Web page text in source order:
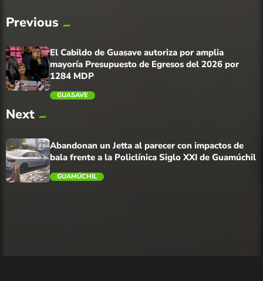
Previous
El Cabildo de Guasave autoriza por amplia
mayoría Presupuesto de Egresos del 2026 por
1284 MDP
GUASAVE
Next
Abandonan un Jetta al parecer con impactos de
bala frente a la Policlínica Siglo XXI de Guamúchil
GUAMÚCHIL